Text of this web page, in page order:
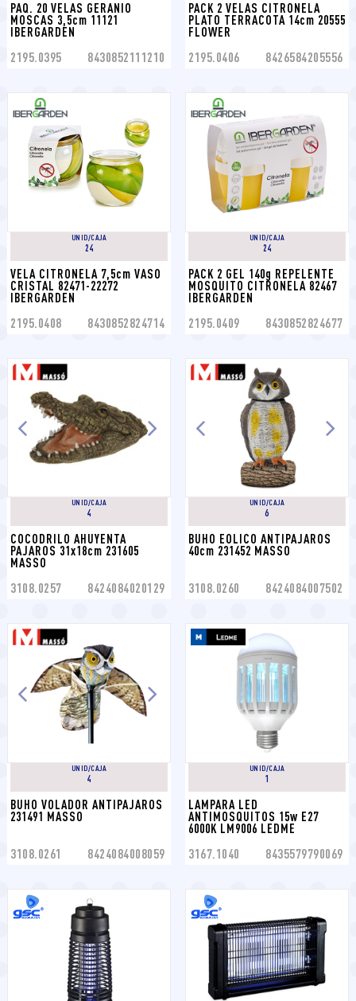
PAQ. 20 VELAS GERANIO
MOSCAS 3,5cm 11121
IBERGARDEN
2195.0395 8430852111210
PACK 2 VELAS CITRONELA
PLATO TERRACOTA 14cm 20555
FLOWER
2195.0406 8426584205556
UNID/CAJA
24
VELA CITRONELA 7,5cm VASO
CRISTAL 82471-22272
IBERGARDEN
2195.0408 8430852824714
UNID/CAJA
24
PACK 2 GEL 140g REPELENTE
MOSQUITO CITRONELA 82467
IBERGARDEN
2195.0409 8430852824677
UNID/CAJA
4
COCODRILO AHUYENTA
PAJAROS 31x18cm 231605
MASSO
3108.0257 8424084020129
UNID/CAJA
6
BUHO EOLICO ANTIPAJAROS
40cm 231452 MASSO
3108.0260 8424084007502
UNID/CAJA
4
BUHO VOLADOR ANTIPAJAROS
231491 MASSO
3108.0261 8424084008059
UNID/CAJA
1
LAMPARA LED
ANTIMOSQUITOS 15w E27
6000K LM9006 LEDME
3167.1040 8435579790069